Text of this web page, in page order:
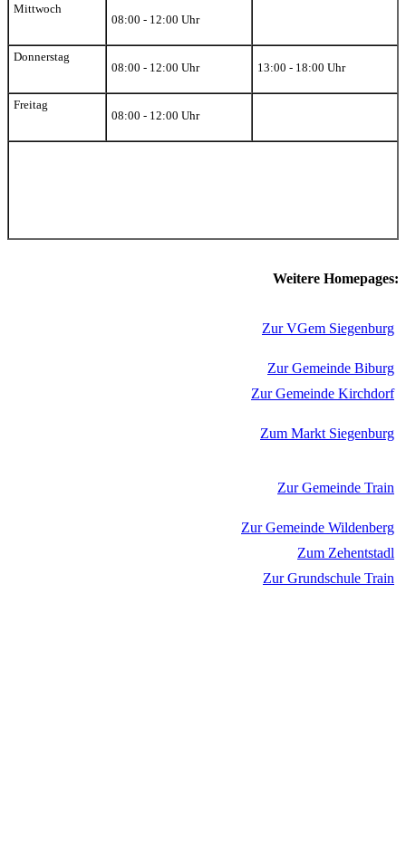
Mittwoch
08:00 - 12:00 Uhr
Donnerstag
08:00 - 12:00 Uhr
13:00 - 18:00 Uhr
Freitag
08:00 - 12:00 Uhr
Weitere Homepages:
Zur VGem Siegenburg
Zur Gemeinde Biburg
Zur Gemeinde Kirchdorf
Zum Markt Siegenburg
Zur Gemeinde Train
Zur Gemeinde Wildenberg
Zum Zehentstadl
Zur Grundschule Train